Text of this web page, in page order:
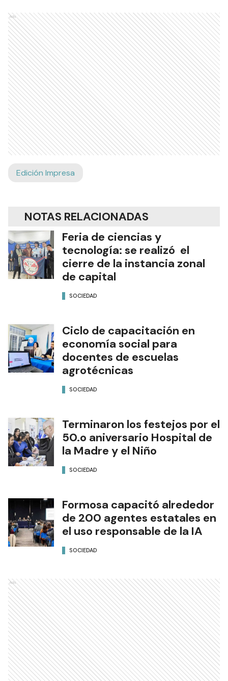
Ads
Edición Impresa
NOTAS RELACIONADAS
Feria de ciencias y
tecnología: se realizó el
cierre de la instancia zonal
de capital
SOCIEDAD
Ciclo de capacitación en
economía social para
docentes de escuelas
agrotécnicas
SOCIEDAD
Terminaron los festejos por el
50.o aniversario Hospital de
la Madre y el Niño
SOCIEDAD
Formosa capacitó alrededor
de 200 agentes estatales en
el uso responsable de la IA
SOCIEDAD
Ads